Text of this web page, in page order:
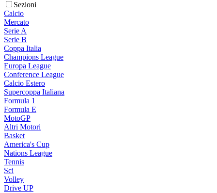
Sezioni
Calcio
Mercato
Serie A
Serie B
Coppa Italia
Champions League
Europa League
Conference League
Calcio Estero
Supercoppa Italiana
Formula 1
Formula E
MotoGP
Altri Motori
Basket
America's Cup
Nations League
Tennis
Sci
Volley
Drive UP